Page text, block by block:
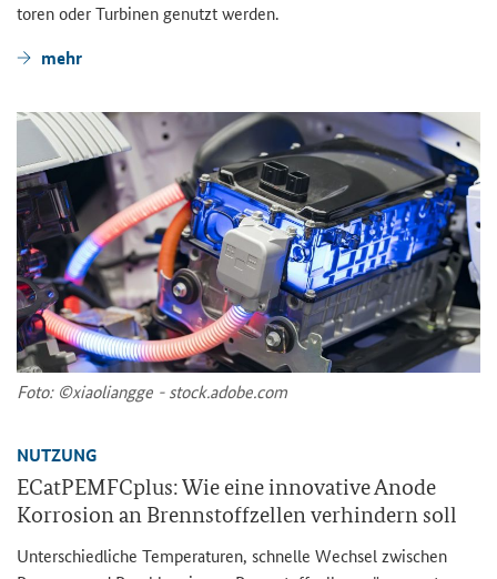
to­ren oder Tur­bi­nen ge­nutzt wer­den.
mehr
Foto: ©xiao­li­ang­ge - stock.adobe.com
NUT­ZUNG
ECat­PEMFC­plus: Wie eine in­no­va­ti­ve Anode
Kor­ro­si­on an Brenn­stoff­zel­len ver­hin­dern soll
Un­ter­schied­li­che Tem­pe­ra­tu­ren, schnel­le Wech­sel zwi­schen